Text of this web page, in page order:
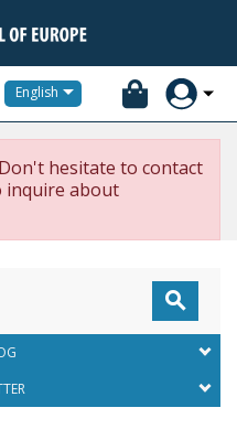
English
hesitate to contact
inquire about
